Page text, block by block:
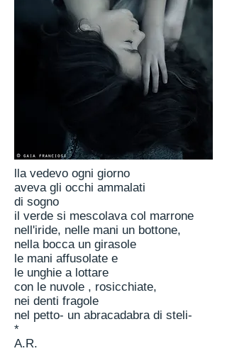
lla vedevo ogni giorno
aveva gli occhi ammalati
di sogno
il verde si mescolava col marrone
nell'iride, nelle mani un bottone,
nella bocca un girasole
le mani affusolate e
le unghie a lottare
con le nuvole , rosicchiate,
nei denti fragole
nel petto- un abracadabra di steli-
*
A.R.